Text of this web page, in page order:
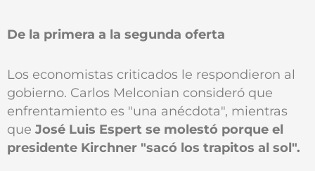
De la primera a la segunda oferta
Los economistas criticados le respondieron al
gobierno. Carlos Melconian consideró que
enfrentamiento es "una anécdota", mientras
que José Luis Espert se molestó porque el
presidente Kirchner "sacó los trapitos al sol".